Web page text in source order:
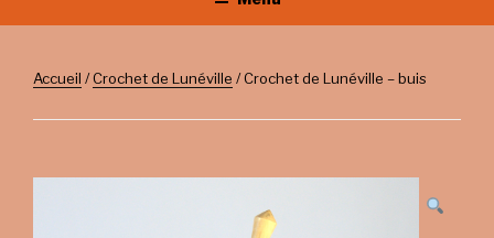
Accueil /Crochet de Lunéville / Crochet de Lunéville – buis